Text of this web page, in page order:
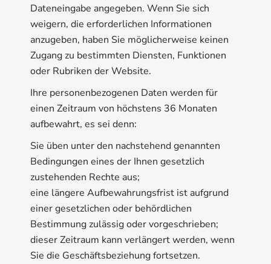
Dateneingabe angegeben. Wenn Sie sich
weigern, die erforderlichen Informationen
anzugeben, haben Sie möglicherweise keinen
Zugang zu bestimmten Diensten, Funktionen
oder Rubriken der Website.
Ihre personenbezogenen Daten werden für
einen Zeitraum von höchstens 36 Monaten
aufbewahrt, es sei denn:
Sie üben unter den nachstehend genannten
Bedingungen eines der Ihnen gesetzlich
zustehenden Rechte aus;
eine längere Aufbewahrungsfrist ist aufgrund
einer gesetzlichen oder behördlichen
Bestimmung zulässig oder vorgeschrieben;
dieser Zeitraum kann verlängert werden, wenn
Sie die Geschäftsbeziehung fortsetzen.